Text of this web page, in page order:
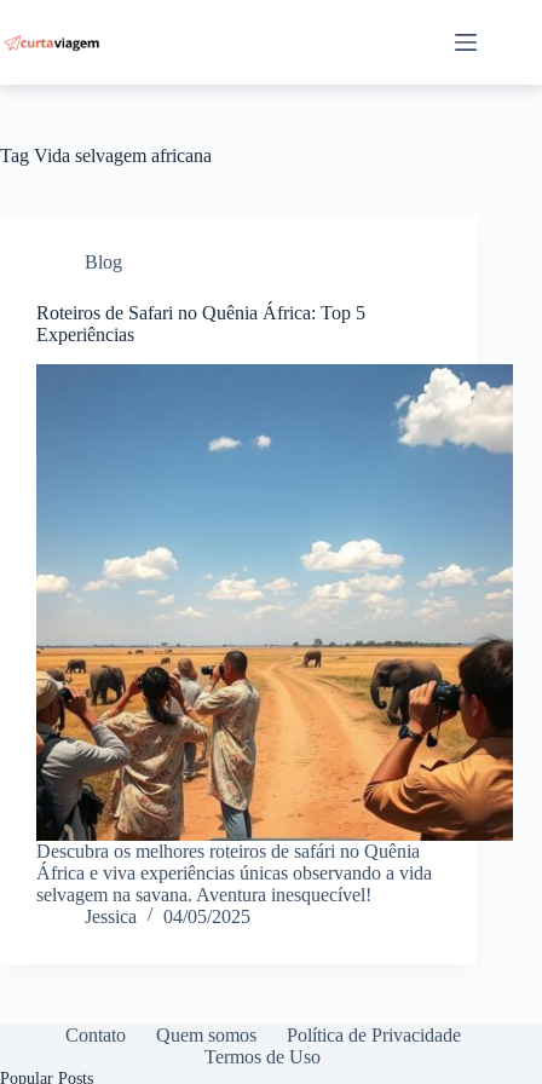
para
o
Tag Vida selvagem africana
Blog
Roteiros de Safari no Quênia África: Top 5
Experiências
Descubra os melhores roteiros de safári no Quênia
África e viva experiências únicas observando a vida
selvagem na savana. Aventura inesquecível!
Jessica
04/05/2025
Contato Quem somos
Política de Privacidade
Termos de Uso
Popular Posts